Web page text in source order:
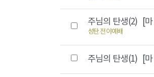
주님의 탄생(2) [
성탄 전야예배
주님의 탄생(1) [